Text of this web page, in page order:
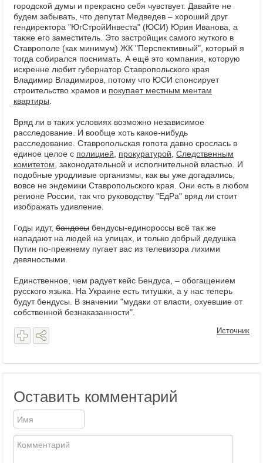
городской думы и прекрасно себя чувствует. Давайте не
будем забывать, что депутат Медведев – хороший друг
гендиректора "ЮгСтройИнвеста" (ЮСИ) Юрия Иванова, а
также его заместитель. Это застройщик самого жуткого в
Ставрополе (как минимум) ЖК "Перспективный", который я
тогда собирался поснимать. А ещё это компания, которую
искренне любит губернатор Ставропольского края
Владимир Владимиров, потому что ЮСИ спонсирует
строительство храмов и покупает местным ментам
квартиры
Вряд ли в таких условиях возможно независимое
расследование. И вообще хоть какое-нибудь
расследование. Ставропольская гопота давно срослась в
единое целое с полицией прокуратурой Следственным
комитетом , законодательной и исполнительной властью. И
подобные уродливые организмы, как вы уже догадались,
вовсе не эндемики Ставропольского края. Они есть в любом
регионе России, так что руководству "ЕдРа" вряд ли стоит
изображать удивление.
Годы идут, бандосы бендусы-единороссы всё так же
нападают на людей на улицах, и только добрый дедушка
Путин по-прежнему пугает вас из телевизора лихими
девяностыми.
Единственное, чем радует кейс Бендуса, – обогащением
русского языка. На Украине есть титушки, а у нас теперь
будут бендусы. В значении "мудаки от власти, охуевшие от
собственной безнаказанности".
Источник
Оставить комментарий